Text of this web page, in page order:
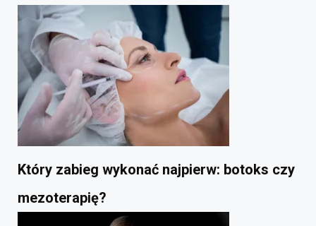
Który zabieg wykonać najpierw: botoks czy
mezoterapię?